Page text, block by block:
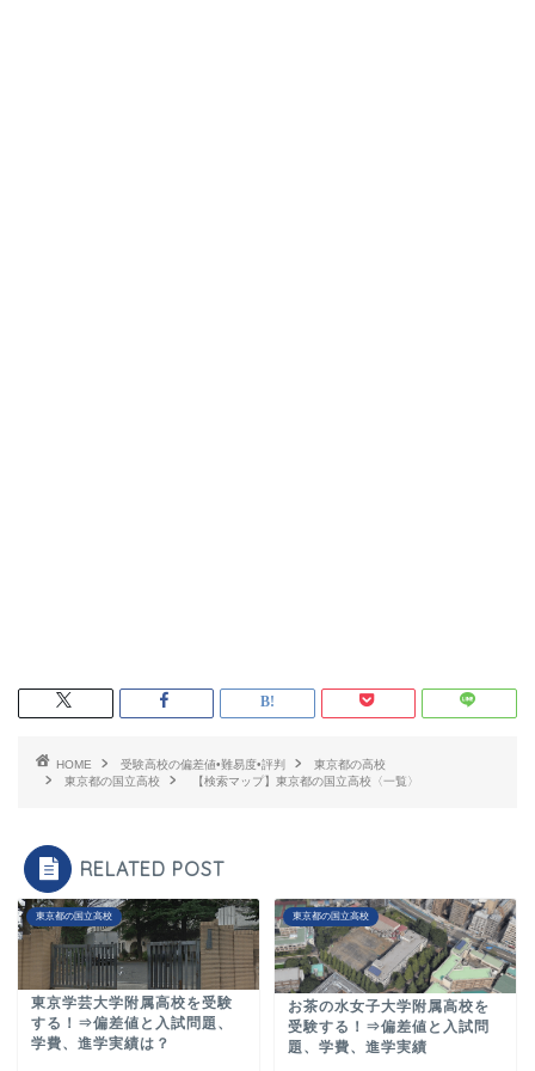
HOME 受験高校の偏差値•難易度•評判
東京都の高校
東京都の国立高校
【検索マップ】東京都の国立高校〈一覧〉
RELATED POST
東京都の国立高校
東京学芸大学附属高校を受験
する！⇒偏差値と入試問題、
学費、進学実績は？
東京都の国立高校
お茶の水女子大学附属高校を
受験する！⇒偏差値と入試問
題、学費、進学実績